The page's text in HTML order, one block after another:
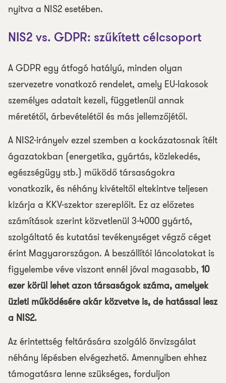
nyitva a NIS2 esetében.
NIS2 vs. GDPR: szűkített célcsoport
A GDPR egy átfogó hatályú, minden olyan
szervezetre vonatkozó rendelet, amely EU-lakosok
személyes adatait kezeli, függetlenül annak
méretétől, árbevételétől és más jellemzőjétől.
A NIS2-irányelv ezzel szemben a kockázatosnak ítélt
ágazatokban (energetika, gyártás, közlekedés,
egészségügy stb.) működő társaságokra
vonatkozik, és néhány kivételtől eltekintve teljesen
kizárja a KKV-szektor szereplőit. Ez az előzetes
számítások szerint közvetlenül 3-4000 gyártó,
szolgáltató és kutatási tevékenységet végző céget
érint Magyarországon. A beszállítói láncolatokat is
figyelembe véve viszont ennél jóval magasabb, 10
ezer körül lehet azon társaságok száma, amelyek
üzleti működésére akár közvetve is, de hatással lesz
a NIS2.
Az érintettség feltárására szolgáló önvizsgálat
néhány lépésben elvégezhető. Amennyiben ehhez
támogatásra lenne szükséges, forduljon